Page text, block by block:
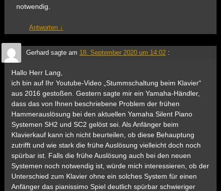
notwendig.
Antworten ↓
Gerhard sagte am 18. September 2020 um 14:02 :
Hallo Herr Lang,
ich bin auf Ihr Youtube-Video „Stummschaltung beim Klavier“
aus 2016 gestoßen. Gestern sagte mir ein Yamaha-Händler,
dass das von Ihnen beschriebene Problem der frühen
Hammerauslösung bei den aktuellen Yamaha Silent Piano
Systemen SH2 und SC2 gelöst sei. Als Anfänger beim
Klavierkauf kann ich nicht beurteilen, ob diese Behauptung
zutrifft und wie stark die frühe Auslösung vielleicht doch noch
spürbar ist. Falls die frühe Auslösung auch bei den neuen
Systemen noch notwendig ist, würde mich interessieren, ob der
Unterschied zum Klavier ohne ein solches System für einen
Anfänger das pianissimo Spiel deutlich spürbar schwieriger